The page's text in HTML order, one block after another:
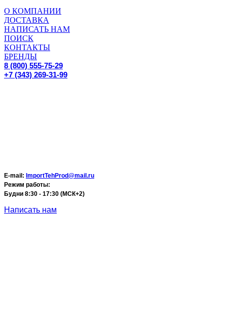
О КОМПАНИИ
ДОСТАВКА
НАПИСАТЬ НАМ
ПОИСК
КОНТАКТЫ
БРЕНДЫ
8 (800) 555-75-29
+7 (343) 269-31-99
E-mail: ImportTehProd@mail.ru
Режим работы:
Будни 8:30 - 17:30 (МСК+2)
Написать нам